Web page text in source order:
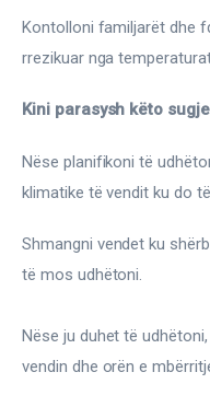
Kontolloni familjarët dhe
rrezikuar nga
Kini parasysh këto
Nëse planifikoni të
klimatike të vendit ku do
Shmangni vendet ku
të mos udhëtoni.
Nëse ju duhet të
vendin dhe orën e